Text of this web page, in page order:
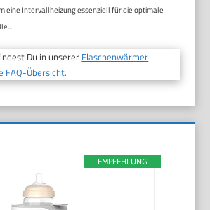
eine Intervallheizung essenziell für die optimale
Du in unserer Flaschenwärmer
FAQ-Übersicht.
EMPFEHLUNG